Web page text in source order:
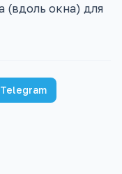
(вдоль окна) для
Telegram